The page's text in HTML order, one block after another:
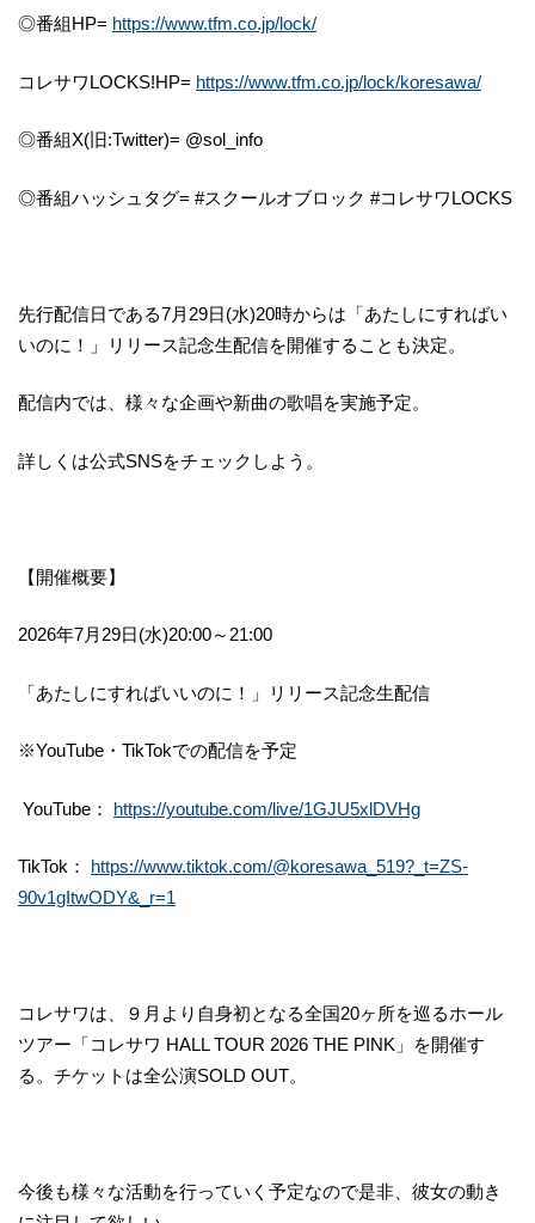
◎番組HP= https://www.tfm.co.jp/lock/
コレサワLOCKS!HP= https://www.tfm.co.jp/lock/koresawa/
◎番組X(旧:Twitter)= @sol_info
◎番組ハッシュタグ= #スクールオブロック #コレサワLOCKS
先行配信日である7月29日(水)20時からは「あたしにすればい
いのに！」リリース記念生配信を開催することも決定。
配信内では、様々な企画や新曲の歌唱を実施予定。
詳しくは公式SNSをチェックしよう。
【開催概要】
2026年7月29日(水)20:00～21:00
「あたしにすればいいのに！」リリース記念生配信
※YouTube・TikTokでの配信を予定
YouTube： https://youtube.com/live/1GJU5xlDVHg
TikTok： https://www.tiktok.com/@koresawa_519?_t=ZS-
90v1gItwODY&_r=1
コレサワは、９月より自身初となる全国20ヶ所を巡るホール
ツアー「コレサワ HALL TOUR 2026 THE PINK」を開催す
る。チケットは全公演SOLD OUT。
今後も様々な活動を行っていく予定なので是非、彼女の動き